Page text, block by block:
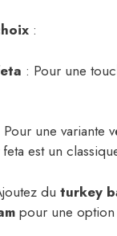
:
: Pour une
Pour une variante
est un
du turkey
pour une option